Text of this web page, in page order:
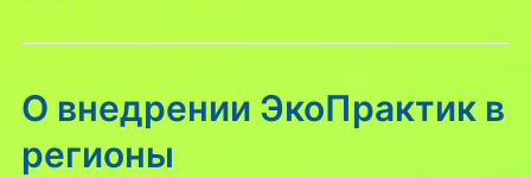
О внедрении ЭкоПрактик в
регионы